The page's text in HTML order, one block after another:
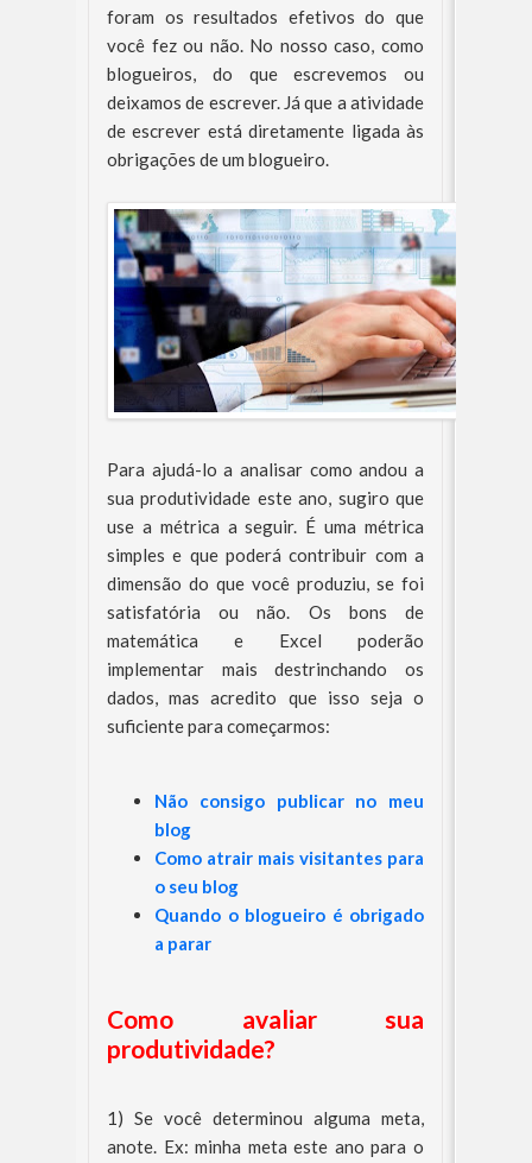
foram os resultados efetivos do que
você fez ou não. No nosso caso, como
blogueiros, do que escrevemos ou
deixamos de escrever. Já que a atividade
de escrever está diretamente ligada às
obrigações de um blogueiro.
Para ajudá-lo a analisar como andou a
sua produtividade este ano, sugiro que
use a métrica a seguir. É uma métrica
simples e que poderá contribuir com a
dimensão do que você produziu, se foi
satisfatória ou não. Os bons de
matemática e Excel poderão
implementar mais destrinchando os
dados, mas acredito que isso seja o
suficiente para começarmos:
Não consigo publicar no meu
blog
Como atrair mais visitantes para
o seu blog
Quando o blogueiro é obrigado
a parar
Como avaliar sua
produtividade?
1) Se você determinou alguma meta,
anote. Ex: minha meta este ano para o